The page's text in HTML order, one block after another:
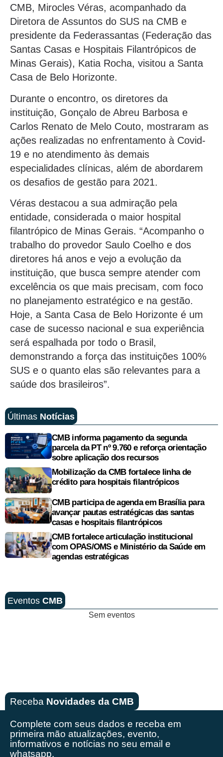
CMB, Mirocles Véras, acompanhado da
Diretora de Assuntos do SUS na CMB e
presidente da Federassantas (Federação das
Santas Casas e Hospitais Filantrópicos de
Minas Gerais), Katia Rocha, visitou a Santa
Casa de Belo Horizonte.
Durante o encontro, os diretores da
instituição, Gonçalo de Abreu Barbosa e
Carlos Renato de Melo Couto, mostraram as
ações realizadas no enfrentamento à Covid-
19 e no atendimento às demais
especialidades clínicas, além de abordarem
os desafios de gestão para 2021.
Véras destacou a sua admiração pela
entidade, considerada o maior hospital
filantrópico de Minas Gerais. “Acompanho o
trabalho do provedor Saulo Coelho e dos
diretores há anos e vejo a evolução da
instituição, que busca sempre atender com
excelência os que mais precisam, com foco
no planejamento estratégico e na gestão.
Hoje, a Santa Casa de Belo Horizonte é um
case de sucesso nacional e sua experiência
será espalhada por todo o Brasil,
demonstrando a força das instituições 100%
SUS e o quanto elas são relevantes para a
saúde dos brasileiros”.
Últimas Notícias
CMB informa pagamento da segunda
parcela da PT nº 9.760 e reforça orientação
sobre aplicação dos recursos
Mobilização da CMB fortalece linha de
crédito para hospitais filantrópicos
CMB participa de agenda em Brasília para
avançar pautas estratégicas das santas
casas e hospitais filantrópicos
CMB fortalece articulação institucional
com OPAS/OMS e Ministério da Saúde em
agendas estratégicas
Eventos CMB
Sem eventos
Receba Novidades da CMB
Complete com seus dados e receba em
primeira mão atualizações, evento,
informativos e notícias no seu email e
whatsapp.